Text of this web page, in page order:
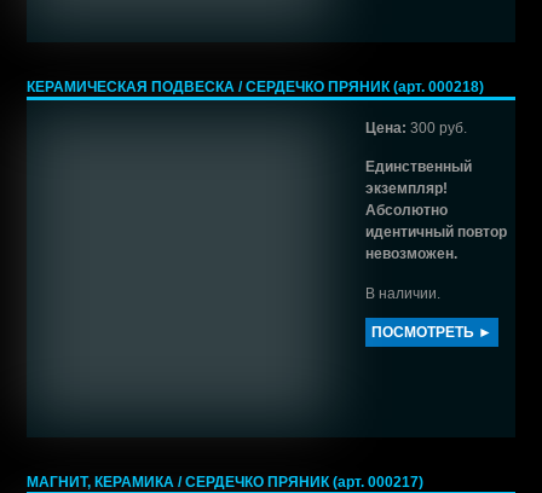
КЕРАМИЧЕСКАЯ ПОДВЕСКА / СЕРДЕЧКО ПРЯНИК (арт. 000218)
Цена: 300 руб.
Единственный
экземпляр!
Абсолютно
идентичный повтор
невозможен.
В наличии.
ПОСМОТРЕТЬ ►
МАГНИТ, КЕРАМИКА / СЕРДЕЧКО ПРЯНИК (арт. 000217)